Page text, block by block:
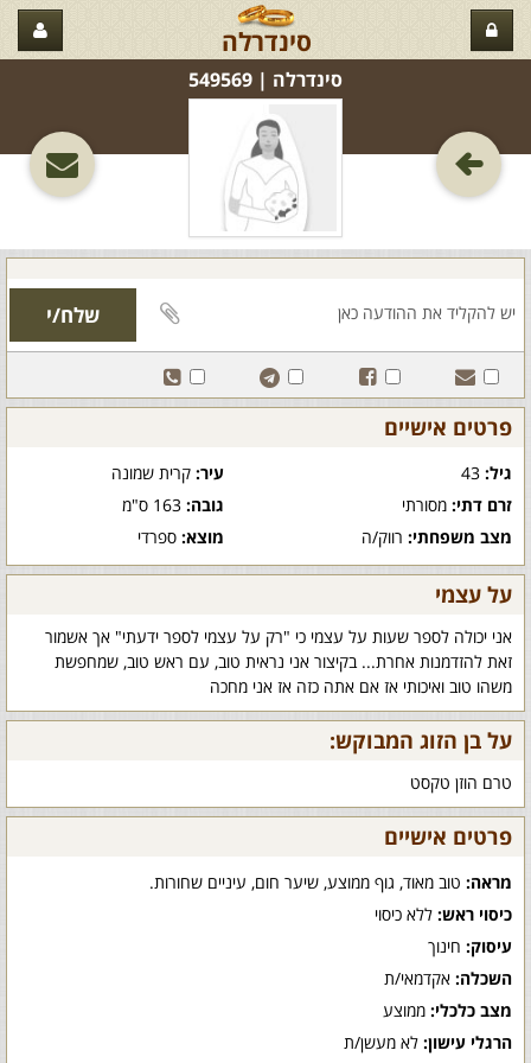
סינדרלה
סינדרלה‏ | 549569
פרטים אישיים
גיל: עיר:קרית שמונה
זרם דתי: מסורתי גובה:163 ס"מ
מצב משפחתי: רווק/ה מוצא:ספרדי
על עצמי
אני יכולה לספר שעות על עצמי כי "רק על עצמי לספר ידעתי" אך אשמור
זאת להזדמנות אחרת... בקיצור אני נראית טוב, עם ראש טוב, שמחפשת
משהו טוב ואיכותי אז אם אתה כזה אז אני מחכה
על בן הזוג המבוקש:
טרם הוזן טקסט
פרטים אישיים
מראה: טוב מאוד, גוף ממוצע, שיער חום, עיניים שחורות.
כיסוי ראש: ללא כיסוי
עיסוק: חינוך
השכלה: אקדמאי/ת
מצב כלכלי: ממוצע
הרגלי עישון: לא מעשן/ת